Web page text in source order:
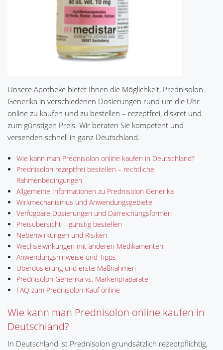
Unsere Apotheke bietet Ihnen die Möglichkeit, Prednisolon
Generika in verschiedenen Dosierungen rund um die Uhr
online zu kaufen und zu bestellen – rezeptfrei, diskret und
zum günstigen Preis. Wir beraten Sie kompetent und
versenden schnell in ganz Deutschland.
Wie kann man Prednisolon online kaufen in Deutschland?
Prednisolon rezeptfrei bestellen – rechtliche
Rahmenbedingungen
Allgemeine Informationen zu Prednisolon Generika
Wirkmechanismus und Anwendungsgebiete
Verfügbare Dosierungen und Darreichungsformen
Preisübersicht – günstig bestellen
Nebenwirkungen und Risiken
Wechselwirkungen mit anderen Medikamenten
Anwendungshinweise und Tipps
Überdosierung und erste Maßnahmen
Prednisolon Generika vs. Markenpräparate
FAQ zum Prednisolon-Kauf online
Wie kann man Prednisolon online kaufen in
Deutschland?
In Deutschland ist Prednisolon grundsätzlich rezeptpflichtig,